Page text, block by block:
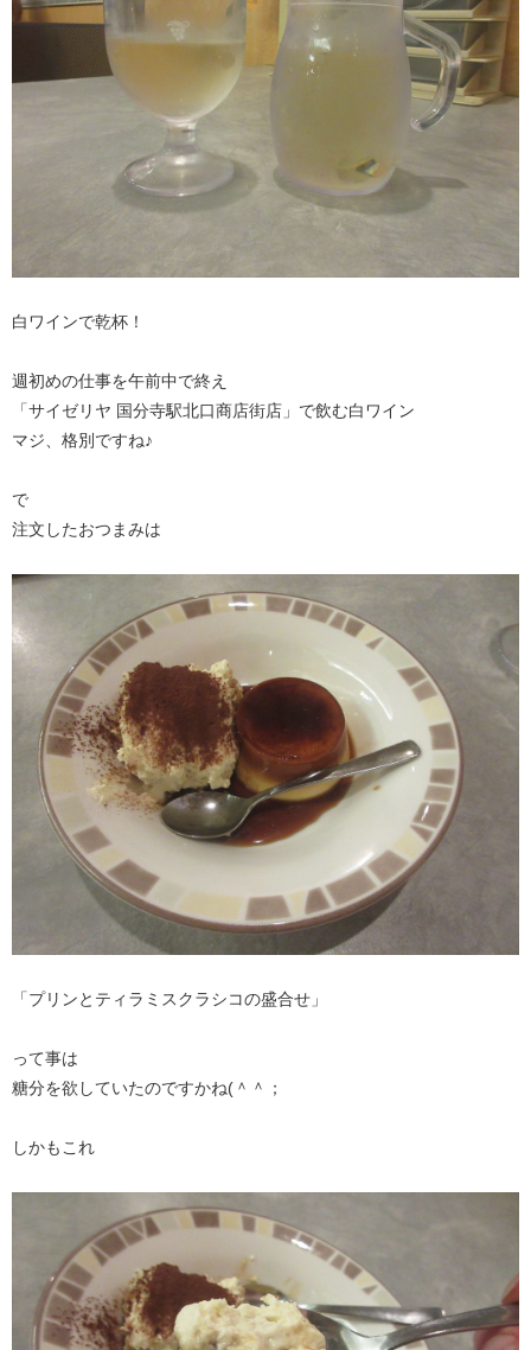
白ワインで乾杯！
週初めの仕事を午前中で終え
「サイゼリヤ 国分寺駅北口商店街店」で飲む白ワイン
マジ、格別ですね♪
で
注文したおつまみは
「プリンとティラミスクラシコの盛合せ」
って事は
糖分を欲していたのですかね(＾＾；
しかもこれ